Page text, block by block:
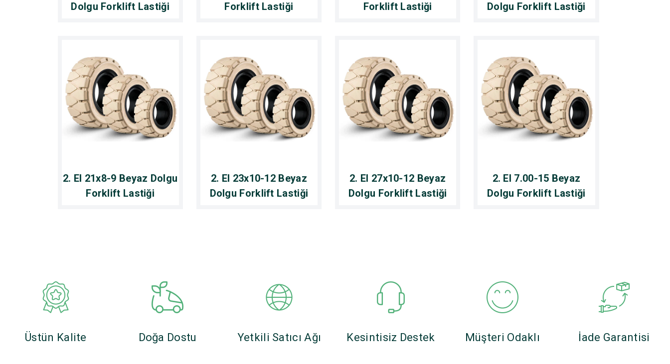
Dolgu Forklift Lastiği
Forklift Lastiği
Forklift Lastiği
Dolgu Forklift Lastiği
2. El 21x8-9 Beyaz Dolgu
Forklift Lastiği
2. El 23x10-12 Beyaz
Dolgu Forklift Lastiği
2. El 27x10-12 Beyaz
Dolgu Forklift Lastiği
2. El 7.00-15 Beyaz
Dolgu Forklift Lastiği
Üstün Kalite Doğa Dostu Yetkili Satıcı Ağı Kesintisiz Destek Müşteri Odaklı İade Garantisi